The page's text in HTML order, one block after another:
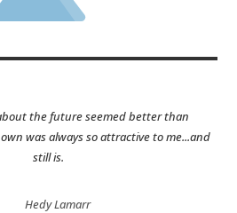
the future seemed better than
was always so attractive to me...and
still is.
Hedy Lamarr